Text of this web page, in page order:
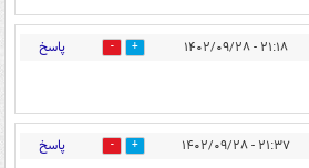
۲۱:۱۸ - ۱۴۰۲/۰۹/۲۸ 2 پاسخ
۲۱:۳۷ - ۱۴۰۲/۰۹/۲۸ 0 پاسخ